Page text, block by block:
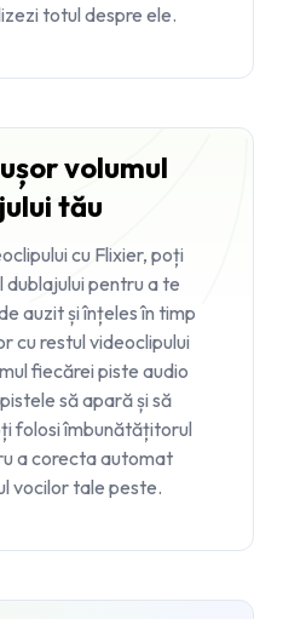
totul despre ele.
volumul
tău
cu Flixier, poți
dublajului pentru a te
auzit și înțeles în timp
cu restul videoclipului
fiecărei piste audio
să apară și să
folosi îmbunătățitorul
a corecta automat
vocilor tale peste.